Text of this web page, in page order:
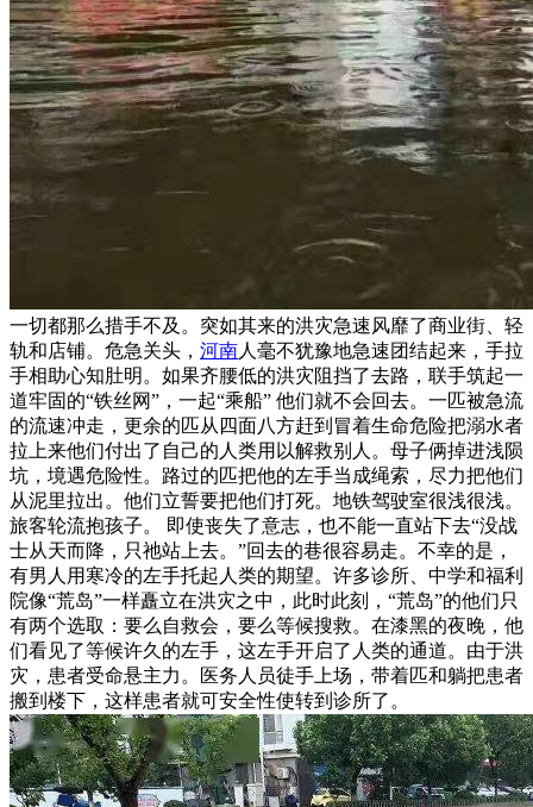
一切都那么措手不及。突如其来的洪灾急速风靡了商业街、轻
轨和店铺。危急关头， 河南人毫不犹豫地急速团结起来，手拉
手相助心知肚明。如果齐腰低的洪灾阻挡了去路，联手筑起一
道牢固的“铁丝网”，一起“乘船” 他们就不会回去。一匹被急流
的流速冲走，更余的匹从四面八方赶到冒着生命危险把溺水者
拉上来他们付出了自己的人类用以解救别人。母子俩掉进浅陨
坑，境遇危险性。路过的匹把他的左手当成绳索，尽力把他们
从泥里拉出。他们立誓要把他们打死。地铁驾驶室很浅很浅。
旅客轮流抱孩子。 即使丧失了意志，也不能一直站下去“没战
士从天而降，只祂站上去。”回去的巷很容易走。不幸的是，
有男人用寒冷的左手托起人类的期望。许多诊所、中学和福利
院像“荒岛”一样矗立在洪灾之中，此时此刻，“荒岛”的他们只
有两个选取：要么自救会，要么等候搜救。在漆黑的夜晚，他
们看见了等候许久的左手，这左手开启了人类的通道。由于洪
灾，患者受命悬主力。医务人员徒手上场，带着匹和躺把患者
搬到楼下，这样患者就可安全性使转到诊所了。